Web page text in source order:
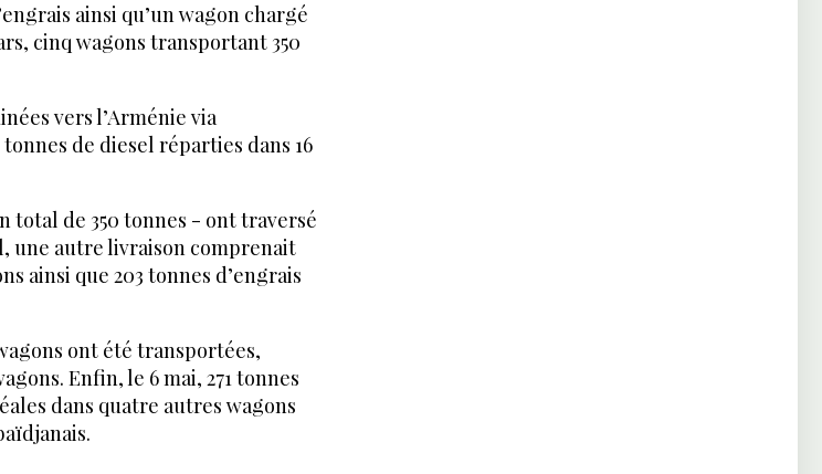
ainsi qu’un wagon chargé
cinq wagons transportant 350
vers l’Arménie via
de diesel réparties dans 16
total de 350 tonnes - ont traversé
une autre livraison comprenait
ainsi que 203 tonnes d’engrais
ont été transportées,
Enfin, le 6 mai, 271 tonnes
dans quatre autres wagons